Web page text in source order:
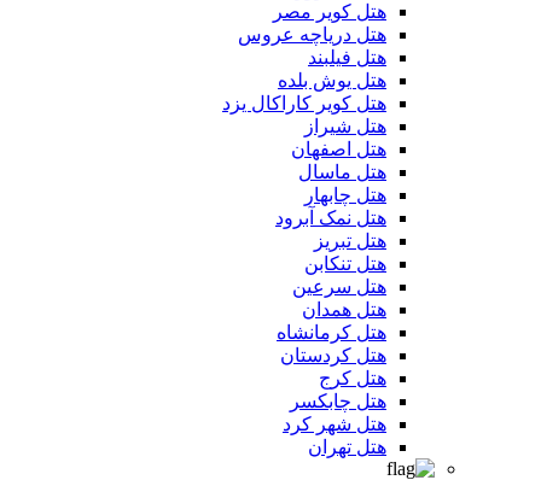
هتل کویر مصر
هتل دریاچه عروس
هتل فیلبند
هتل یوش بلده
هتل کویر کاراکال یزد
هتل شیراز
هتل اصفهان
هتل ماسال
هتل چابهار
هتل نمک آبرود
هتل تبریز
هتل تنکابن
هتل سرعین
هتل همدان
هتل کرمانشاه
هتل کردستان
هتل کرج
هتل چابکسر
هتل شهر کرد
هتل تهران